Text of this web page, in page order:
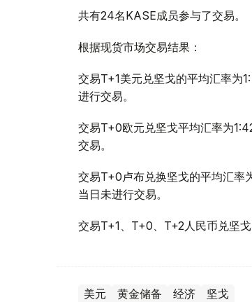
共有24名KASE成员参与了交易。
根据现货市场交易结果：
交易T+1美元兑坚戈的平均汇率为
进行交易。
交易T+0欧元兑坚戈平均汇率为
交易。
交易T+0卢布兑换坚戈的平均汇率
当日未进行交易。
交易T+1、T+0、T+2人民币兑坚戈
美元 黄金储备 经济 坚戈